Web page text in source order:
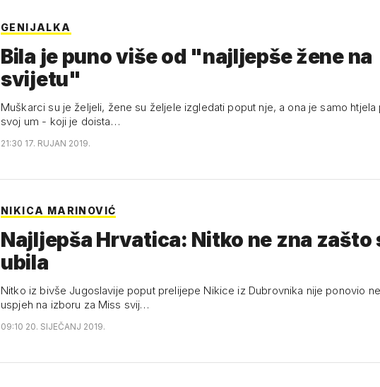
GENIJALKA
Bila je puno više od "najljepše žene na
svijetu"
Muškarci su je željeli, žene su željele izgledati poput nje, a ona je samo htjela
svoj um - koji je doista…
21:30 17. RUJAN 2019.
NIKICA MARINOVIĆ
Najljepša Hrvatica: Nitko ne zna zašto
ubila
Nitko iz bivše Jugoslavije poput prelijepe Nikice iz Dubrovnika nije ponovio
uspjeh na izboru za Miss svij…
09:10 20. SIJEČANJ 2019.